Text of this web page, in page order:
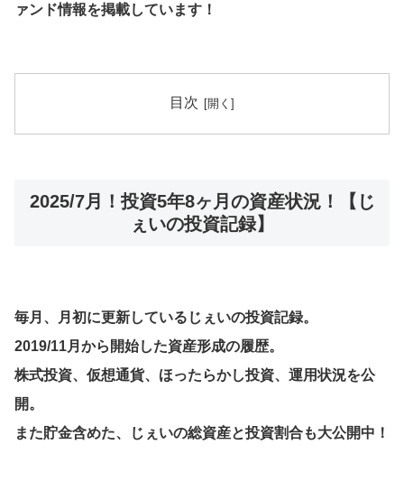
ァンド情報を掲載しています！
目次
2025/7月！投資5年8ヶ月の資産状況！【じ
ぇいの投資記録】
毎月、月初に更新しているじぇいの投資記録。
2019/11月から開始した資産形成の履歴。
株式投資、仮想通貨、ほったらかし投資、運用状況を公
開。
また貯金含めた、じぇいの総資産と投資割合も大公開中！